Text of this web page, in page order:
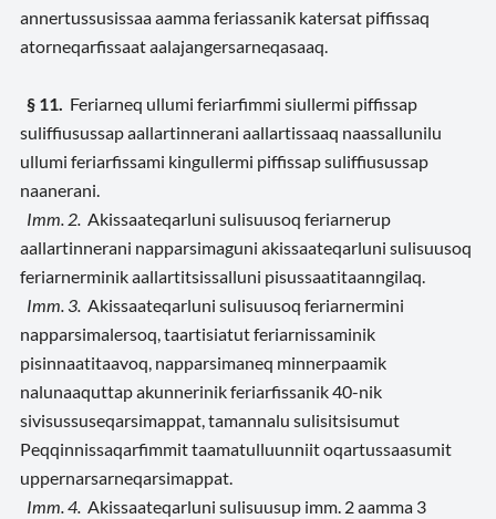
annertussusissaa aamma feriassanik katersat piffissaq
atorneqarfissaat aalajangersarneqasaaq.
§ 11.
Feriarneq ullumi feriarfimmi siullermi piffissap
suliffiusussap aallartinnerani aallartissaaq naassallunilu
ullumi feriarfissami kingullermi piffissap suliffiusussap
naanerani.
Imm. 2. Akissaateqarluni sulisuusoq feriarnerup
aallartinnerani napparsimaguni akissaateqarluni sulisuusoq
feriarnerminik aallartitsissalluni pisussaatitaanngilaq.
Imm. 3. Akissaateqarluni sulisuusoq feriarnermini
napparsimalersoq, taartisiatut feriarnissaminik
pisinnaatitaavoq, napparsimaneq minnerpaamik
nalunaaquttap akunnerinik feriarfissanik 40-nik
sivisussuseqarsimappat, tamannalu sulisitsisumut
Peqqinnissaqarfimmit taamatulluunniit oqartussaasumit
uppernarsarneqarsimappat.
Imm. 4. Akissaateqarluni sulisuusup imm. 2 aamma 3